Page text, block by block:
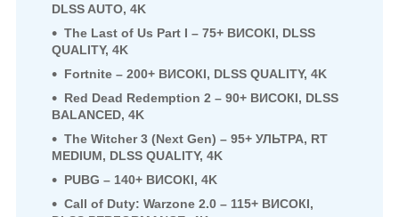
DLSS AUTO, 4K
The Last of Us Part I – 75+ ВИСОКІ, DLSS
QUALITY, 4K
Fortnite – 200+ ВИСОКІ, DLSS QUALITY, 4K
Red Dead Redemption 2 – 90+ ВИСОКІ, DLSS
BALANCED, 4K
The Witcher 3 (Next Gen) – 95+ УЛЬТРА, RT
MEDIUM, DLSS QUALITY, 4K
PUBG – 140+ ВИСОКІ, 4K
Call of Duty: Warzone 2.0 – 115+ ВИСОКІ,